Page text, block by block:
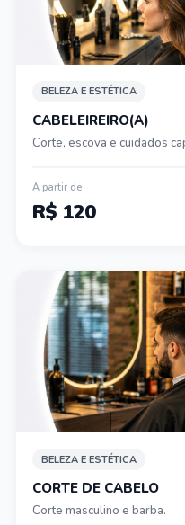
BELEZA E ESTÉTICA
CABELEIREIRO(A)
Corte, escova e cuidados
A partir de
R$ 120
BELEZA E ESTÉTICA
CORTE DE CABELO
Corte masculino e barba.